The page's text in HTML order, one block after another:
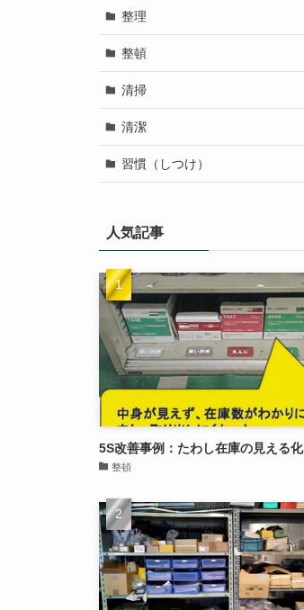
整理
整頓
清掃
清潔
習慣（しつけ）
人気記事
5S改善事例：たわし在庫の見える化
整頓